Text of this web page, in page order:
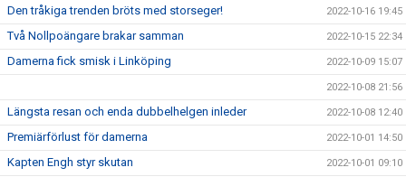
Den tråkiga trenden bröts med storseger! 2022-10-16 19:45
Två Nollpoängare brakar samman 2022-10-15 22:34
Damerna fick smisk i Linköping 2022-10-09 15:07
2022-10-08 21:56
Längsta resan och enda dubbelhelgen inleder 2022-10-08 12:40
Premiärförlust för damerna 2022-10-01 14:50
Kapten Engh styr skutan 2022-10-01 09:10